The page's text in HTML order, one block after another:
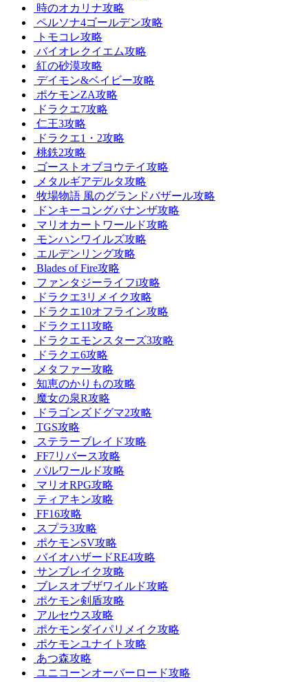
時のオカリナ攻略
ペルソナ4ゴールデン攻略
トモコレ攻略
バイオレクイエム攻略
紅の砂漠攻略
デイモン&ベイビー攻略
ポケモンZA攻略
ドラクエ7攻略
仁王3攻略
ドラクエ1・2攻略
桃鉄2攻略
ゴーストオブヨウテイ攻略
メタルギアデルタ攻略
牧場物語 風のグランドバザール攻略
ドンキーコングバナンザ攻略
マリオカートワールド攻略
モンハンワイルズ攻略
エルデンリング攻略
Blades of Fire攻略
ファンタジーライフi攻略
ドラクエ3リメイク攻略
ドラクエ10オフライン攻略
ドラクエ11攻略
ドラクエモンスターズ3攻略
ドラクエ6攻略
メタファー攻略
知恵のかりもの攻略
魔女の泉R攻略
ドラゴンズドグマ2攻略
TGS攻略
ステラーブレイド攻略
FF7リバース攻略
パルワールド攻略
マリオRPG攻略
ティアキン攻略
FF16攻略
スプラ3攻略
ポケモンSV攻略
バイオハザードRE4攻略
サンブレイク攻略
ブレスオブザワイルド攻略
ポケモン剣盾攻略
アルセウス攻略
ポケモンダイパリメイク攻略
ポケモンユナイト攻略
あつ森攻略
ユニコーンオーバーロード攻略